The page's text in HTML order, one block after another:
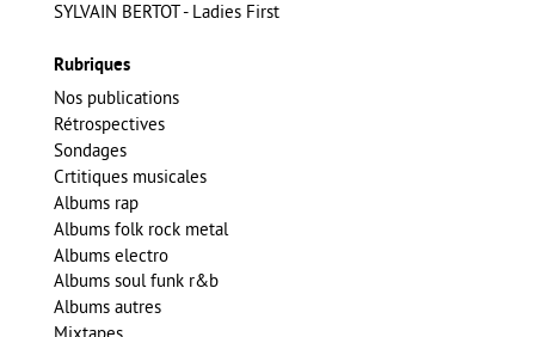
SYLVAIN BERTOT - Ladies First
Rubriques
Nos publications
Rétrospectives
Sondages
Crtitiques musicales
Albums rap
Albums folk rock metal
Albums electro
Albums soul funk r&b
Albums autres